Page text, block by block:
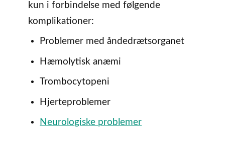
kun i forbindelse med følgende
komplikationer:
Problemer med åndedrætsorganet
Hæmolytisk anæmi
Trombocytopeni
Hjerteproblemer
Neurologiske problemer